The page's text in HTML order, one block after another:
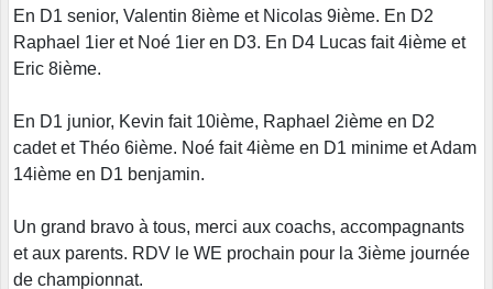
En D1 senior, Valentin 8ième et Nicolas 9ième. En D2
Raphael 1ier et Noé 1ier en D3. En D4 Lucas fait 4ième et
Eric 8ième.
En D1 junior, Kevin fait 10ième, Raphael 2ième en D2
cadet et Théo 6ième. Noé fait 4ième en D1 minime et Adam
14ième en D1 benjamin.
Un grand bravo à tous, merci aux coachs, accompagnants
et aux parents. RDV le WE prochain pour la 3ième journée
de championnat.